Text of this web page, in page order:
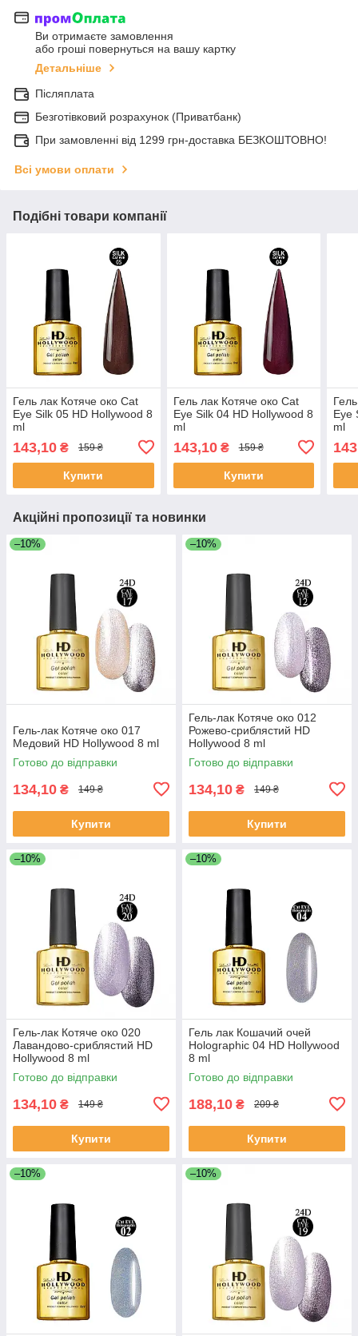
Ви отримаєте замовлення
або гроші повернуться на вашу картку
Детальніше
Післяплата
Безготівковий розрахунок (Приватбанк)
При замовленні від 1299 грн-доставка БЕЗКОШТОВНО!
Всі умови оплати
Подібні товари компанії
Гель лак Котяче око Cat
Eye Silk 05 HD Hollywood 8
ml
143,10 ₴ 159 ₴
Купити
Гель лак Котяче око Cat
Eye Silk 04 HD Hollywood 8
ml
143,10₴ 159 ₴
Купити
Eye
ml
Акційні пропозиції та новинки
–10%
Гель-лак Котяче око 017
Медовий HD Hollywood 8 ml
Готово до відправки
134,10 ₴ 149 ₴
Купити
–10%
Гель-лак Котяче око 012
Рожево-сриблястий HD
Hollywood 8 ml
Готово до відправки
134,10 ₴ 149 ₴
Купити
–10%
Гель-лак Котяче око 020
Лавандово-сриблястий HD
Hollywood 8 ml
Готово до відправки
134,10 ₴ 149 ₴
Купити
–10%
Гель лак Кошачий очей
Holographic 04 HD Hollywood
8 ml
Готово до відправки
188,10 ₴ 209 ₴
Купити
–10% –10%